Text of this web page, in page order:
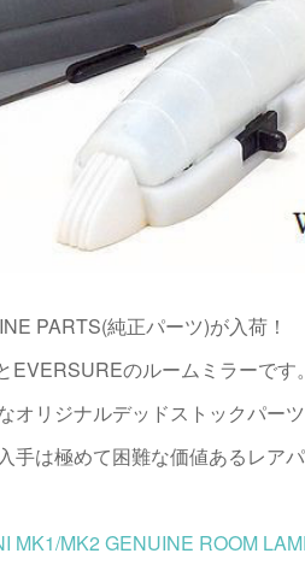
PARTS(純正パーツ)が入荷！
のルームミラーです。
オリジナルデッドストックパーツ
は極めて困難な価値あるレアパ
MK1/MK2 GENUINE ROOM